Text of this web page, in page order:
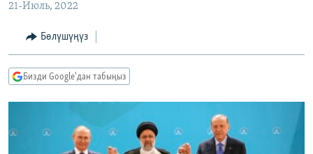
МАДАНИЯТ
ТВ ПРОГРАММАЛАР
БҮГҮН АЗАТТЫКТА
БИЗ ЖАНА ДҮЙНӨ
ЭЖЕ-СИҢДИЛЕР
ПОДКАСТ
ӨЗГӨЧӨ ПИКИР
ОНЛАЙН ШЕРИНЕ
21-Июль, 2022
Бөлүшүңүз
Бизди Google'дан табыңыз